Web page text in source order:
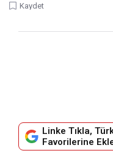
Kaydet
Linke Tıkla,
Favorilerine